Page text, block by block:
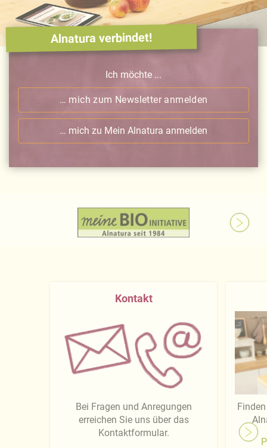
Alnatura verbindet!
Ich möchte ...
… mich zum Newsletter anmelden
… mich zu Mein Alnatura anmelden
Kontakt
Bei Fragen und Anregungen
erreichen Sie uns über das
Kontaktformular.